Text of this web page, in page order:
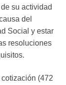
su actividad
del
Social y estar
resoluciones
(472